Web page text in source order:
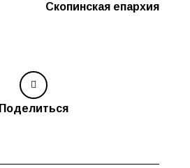
Скопинская епархия
Поделиться